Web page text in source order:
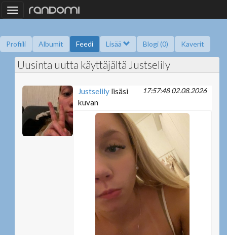
Toggle
navigation
Profiili Albumit Feedi Lisää Blogi (0) Kaverit
Kysy minulta Tietoa Kaverikirja Gallupit
Uusinta uutta käyttäjältä Justselily
17:57:48 02.08.2026
Justselily lisäsi
kuvan